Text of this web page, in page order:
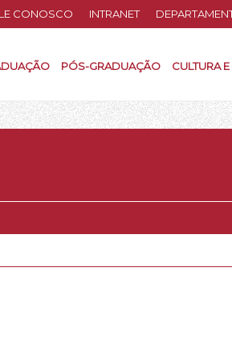
CONOSCO INTRANET
PÓS-GRADUAÇÃO CULTURA